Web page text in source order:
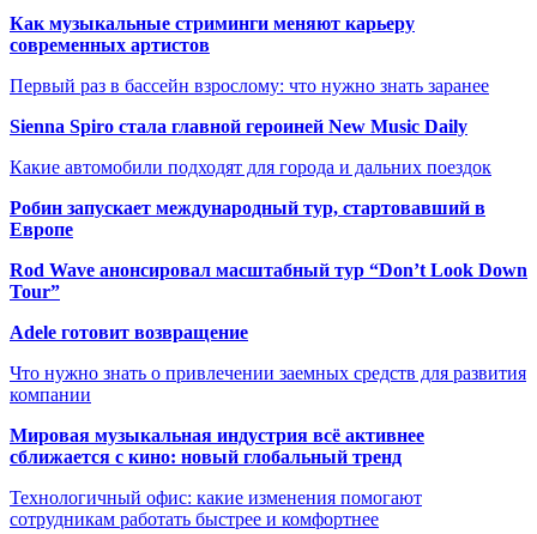
Как музыкальные стриминги меняют карьеру
современных артистов
Первый раз в бассейн взрослому: что нужно знать заранее
Sienna Spiro стала главной героиней New Music Daily
Какие автомобили подходят для города и дальних поездок
Робин запускает международный тур, стартовавший в
Европе
Rod Wave анонсировал масштабный тур “Don’t Look Down
Tour”
Adele готовит возвращение
Что нужно знать о привлечении заемных средств для развития
компании
Мировая музыкальная индустрия всё активнее
сближается с кино: новый глобальный тренд
Технологичный офис: какие изменения помогают
сотрудникам работать быстрее и комфортнее